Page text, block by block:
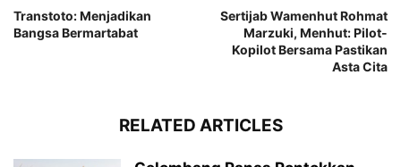
Transtoto: Menjadikan
Bangsa Bermartabat
Sertijab Wamenhut Rohmat
Marzuki, Menhut: Pilot-
Kopilot Bersama Pastikan
Asta Cita
RELATED ARTICLES